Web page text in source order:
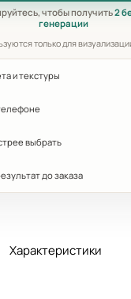
чтобы получить2
генерации
только для
и текстуры
выбрать
до заказа
Характеристики